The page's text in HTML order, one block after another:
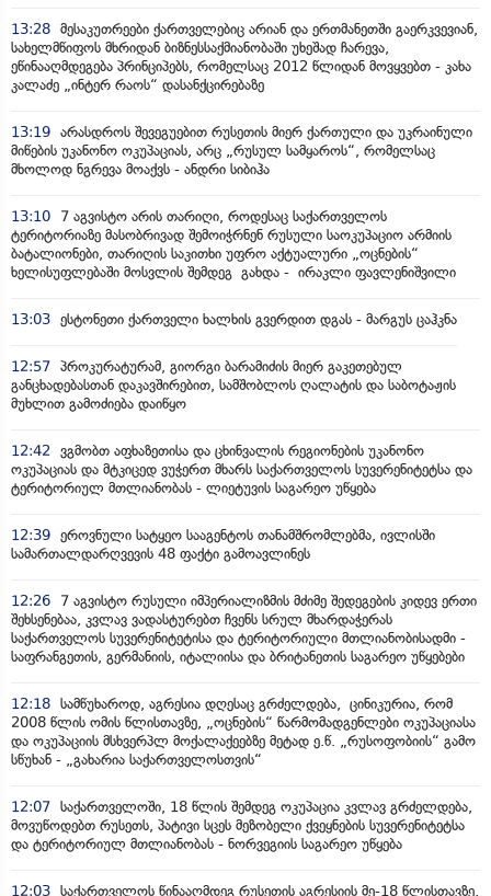
13:28 მესაკუთრეები ქართველებიც არიან და ერთმანეთში გაერკვევიან,
სახელმწიფოს მხრიდან ბიზნესსაქმიანობაში უხეშად ჩარევა,
ეწინააღმდეგება პრინციპებს, რომელსაც 2012 წლიდან მოვყვებთ - კახა
კალაძე „ინტერ რაოს“ დასანქცირებაზე
13:19 არასდროს შევეგუებით რუსეთის მიერ ქართული და უკრაინული
მიწების უკანონო ოკუპაციას, არც „რუსულ სამყაროს“, რომელსაც
მხოლოდ ნგრევა მოაქვს - ანდრი სიბიჰა
13:10
7 აგვისტო არის თარიღი, როდესაც საქართველოს
ტერიტორიაზე მასობრივად შემოიჭრნენ რუსული საოკუპაციო არმიის
ბატალიონები, თარიღის საკითხი უფრო აქტუალური „ოცნების“
ხელისუფლებაში მოსვლის შემდეგ გახდა - ირაკლი ფავლენიშვილი
13:03 ესტონეთი ქართველი ხალხის გვერდით დგას - მარგუს ცაჰკნა
12:57 პროკურატურამ, გიორგი ბარამიძის მიერ გაკეთებულ
განცხადებასთან დაკავშირებით, სამშობლოს ღალატის და საბოტაჟის
მუხლით გამოძიება დაიწყო
12:42
ვგმობთ აფხაზეთისა და ცხინვალის რეგიონების უკანონო
ოკუპაციას და მტკიცედ ვუჭერთ მხარს საქართველოს სუვერენიტეტსა და
ტერიტორიულ მთლიანობას - ლიეტუვის საგარეო უწყება
12:39 ეროვნული სატყეო სააგენტოს თანამშრომლებმა, ივლისში
სამართალდარღვევის 48 ფაქტი გამოავლინეს
12:26
7 აგვისტო რუსული იმპერიალიზმის მძიმე შედეგების კიდევ ერთი
შეხსენებაა, კვლავ ვადასტურებთ ჩვენს სრულ მხარდაჭერას
საქართველოს სუვერენიტეტისა და ტერიტორიული მთლიანობისადმი -
საფრანგეთის, გერმანიის, იტალიისა და ბრიტანეთის საგარეო უწყებები
12:18 სამწუხაროდ, აგრესია დღესაც გრძელდება, ცინიკურია, რომ
2008 წლის ომის წლისთავზე, „ოცნების“ წარმომადგენლები ოკუპაციასა
და ოკუპაციის მსხვერპლ მოქალაქეებზე მეტად ე.წ. „რუსოფობიის“ გამო
სწუხან - „გახარია საქართველოსთვის“
12:07 საქართველოში, 18 წლის შემდეგ ოკუპაცია კვლავ გრძელდება,
მოვუწოდებთ რუსეთს, პატივი სცეს მეზობელი ქვეყნების სუვერენიტეტსა
და ტერიტორიულ მთლიანობას - ნორვეგიის საგარეო უწყება
12:03 საქართველოს წინააღმდეგ რუსეთის აგრესიის მე-18 წლისთავზე,